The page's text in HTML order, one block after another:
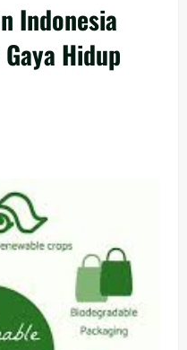
Indonesia
Hidup